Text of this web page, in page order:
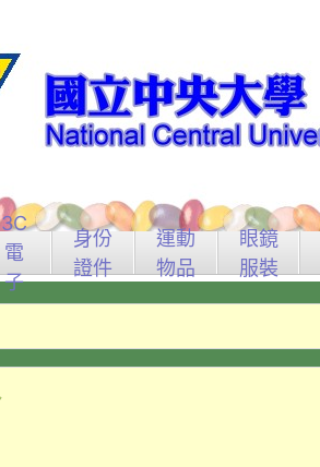
3C
電
子
身份
證件
運動
物品
眼鏡
服裝